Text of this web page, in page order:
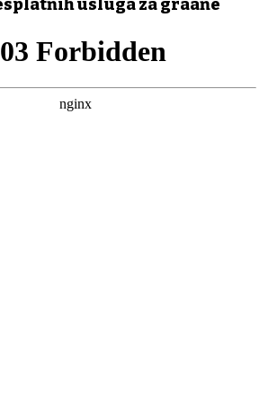
usluga za građane